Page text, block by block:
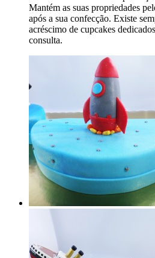
Mantém as suas propriedades
após a sua confecção. Existe
acréscimo de cupcakes
consulta.